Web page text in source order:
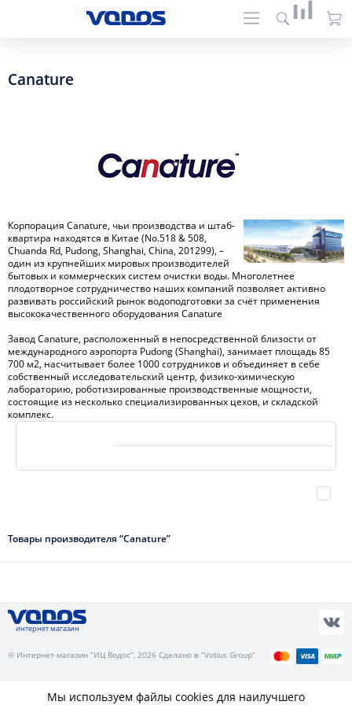
Canature
Корпорация Canature, чьи производства и штаб-
квартира находятся в Китае (No.518 & 508,
Chuanda Rd, Pudong, Shanghai, China, 201299), –
один из крупнейших мировых производителей
бытовых и коммерческих систем очистки воды. Многолетнее
плодотворное сотрудничество наших компаний позволяет активно
развивать российский рынок водоподготовки за счёт применения
высококачественного оборудования Canature
Завод Canature, расположенный в непосредственной близости от
международного аэропорта Pudong (Shanghai), занимает площадь 85
700 м2, насчитывает более 1000 сотрудников и объединяет в себе
собственный исследовательский центр, физико-химическую
лабораторию, роботизированные производственные мощности,
состоящие из несколько специализированных цехов, и складской
комплекс.
Товары производителя “Canature”
интернет магазин
© Интернет-магазин “ИЦ Водос”, 2026 Сделано в “Vobus Group”
Мы используем файлы cookies для наилучшего